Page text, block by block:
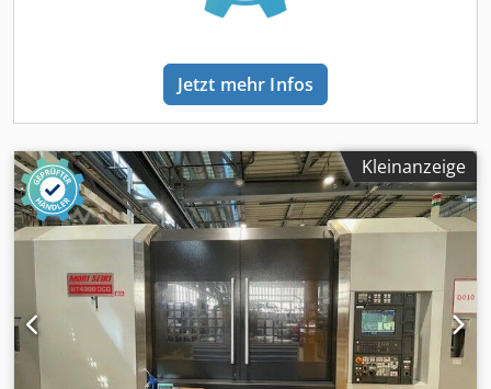
Futter 3 Backen - Elektrischen Transformator
Jetzt mehr Infos
Kleinanzeige